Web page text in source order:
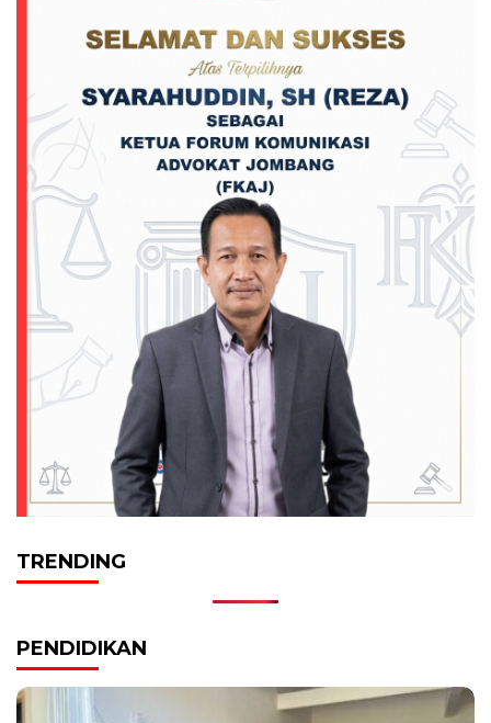
TRENDING
PENDIDIKAN